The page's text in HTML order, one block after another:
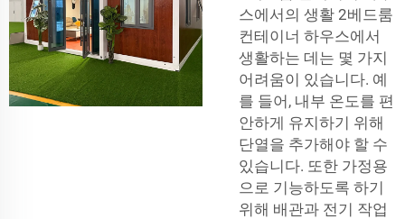
스에서의 생활 2베드룸
컨테이너 하우스에서
생활하는 데는 몇 가지
어려움이 있습니다. 예
를 들어, 내부 온도를 편
안하게 유지하기 위해
단열을 추가해야 할 수
있습니다. 또한 가정용
으로 기능하도록 하기
위해 배관과 전기 작업